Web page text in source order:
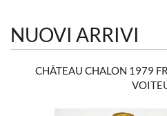
NUOVI ARRIVI
CHÂTEAU CHALON 1979